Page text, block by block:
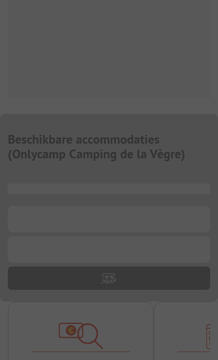
Beschikbare accommodaties
(Onlycamp Camping de la Vègre)